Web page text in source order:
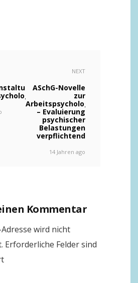
NEXT
ASchG-Novelle
zur
Arbeitspsychologie
– Evaluierung
psychischer
Belastungen
verpflichtend
14 Jahren ago
Kommentar
wird nicht
Erforderliche Felder sind